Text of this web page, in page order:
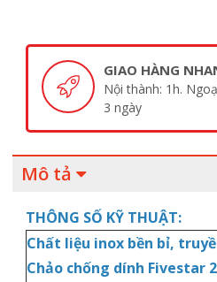
GIAO HÀNG
Nội thành: 1h.
3 ngày
Mô tả
THÔNG SỐ KỸ THUẬT:
Chất liệu inox bền bỉ,
Chảo chống dính Fivestar